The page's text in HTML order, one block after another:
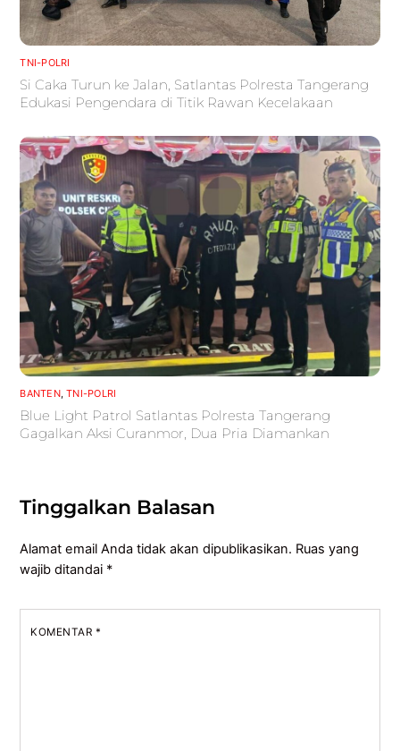
TNI-POLRI
Si Caka Turun ke Jalan, Satlantas Polresta Tangerang
Edukasi Pengendara di Titik Rawan Kecelakaan
BANTEN,TNI-POLRI
Blue Light Patrol Satlantas Polresta Tangerang
Gagalkan Aksi Curanmor, Dua Pria Diamankan
Tinggalkan Balasan
Alamat email Anda tidak akan dipublikasikan. Ruas yang
wajib ditandai *
KOMENTAR *